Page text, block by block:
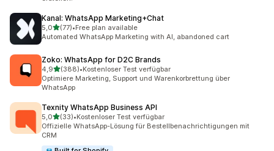
Kanal: WhatsApp Marketing+Chat
5,0von 5 Sternen
(77)
77 Rezensionen insgesamt
•Free plan available
Automated WhatsApp Marketing with AI, abandoned cart
Zoko: WhatsApp for D2C Brands
4,9von 5 Sternen
(388)
388 Rezensionen insgesamt
•Kostenloser Test verfügbar
Optimiere Marketing, Support und Warenkorbrettung über
WhatsApp
Texnity WhatsApp Business API
5,0von 5 Sternen
(33)
33 Rezensionen insgesamt
•Kostenloser Test verfügbar
Offizielle WhatsApp-Lösung für Bestellbenachrichtigungen mit
CRM